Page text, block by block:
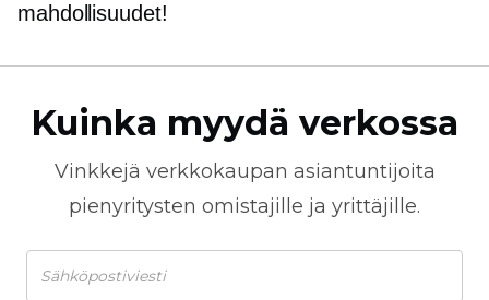
mahdollisuudet!
Kuinka myydä verkossa
Vinkkejä verkkokaupan asiantuntijoita
pienyritysten omistajille ja yrittäjille.